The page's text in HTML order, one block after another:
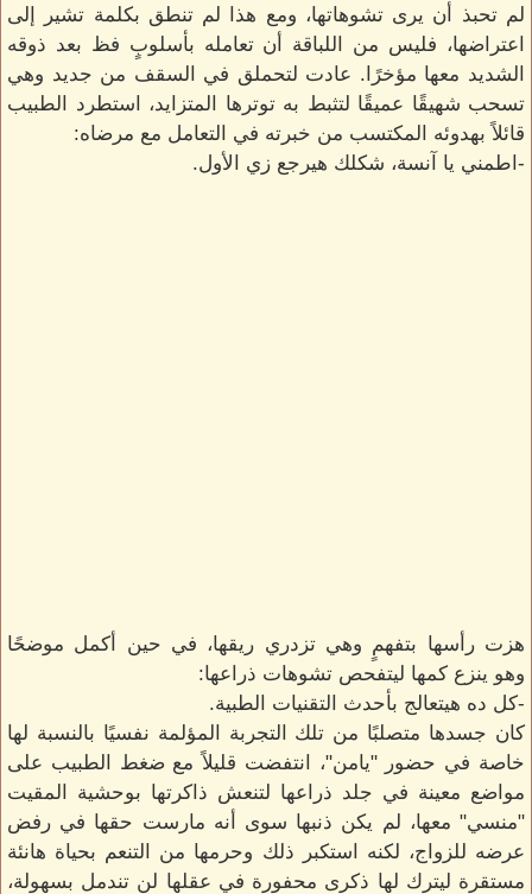
لم تحبذ أن يرى تشوهاتها، ومع هذا لم تنطق بكلمة تشير إلى
اعتراضها، فليس من اللباقة أن تعامله بأسلوبٍ فظ بعد ذوقه
الشديد معها مؤخرًا. عادت لتحملق في السقف من جديد وهي
تسحب شهيقًا عميقًا لتثبط به توترها المتزايد، استطرد الطبيب
قائلاً بهدوئه المكتسب من خبرته في التعامل مع مرضاه:
-اطمني يا آنسة، شكلك هيرجع زي الأول.
هزت رأسها بتفهمٍ وهي تزدري ريقها، في حين أكمل موضحًا
وهو ينزع كمها ليتفحص تشوهات ذراعها:
-كل ده هيتعالج بأحدث التقنيات الطبية.
كان جسدها متصلبًا من تلك التجربة المؤلمة نفسيًا بالنسبة لها
خاصة في حضور "يامن"، انتفضت قليلاً مع ضغط الطبيب على
مواضع معينة في جلد ذراعها لتنعش ذاكرتها بوحشية المقيت
"منسي" معها، لم يكن ذنبها سوى أنه مارست حقها في رفض
عرضه للزواج، لكنه استكبر ذلك وحرمها من التنعم بحياة هانئة
مستقرة ليترك لها ذكرى محفورة في عقلها لن تندمل بسهولة،